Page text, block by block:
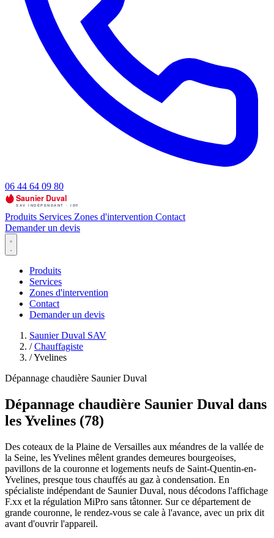
06 44 64 09 80
Produits Services Zones d'intervention Contact
Demander un devis
Produits
Services
Zones d'intervention
Contact
Demander un devis
Saunier Duval SAV
/ Chauffagiste
/Yvelines
Dépannage chaudière Saunier Duval
Dépannage chaudière Saunier Duval dans
les Yvelines (78)
Des coteaux de la Plaine de Versailles aux méandres de la vallée de
la Seine, les Yvelines mêlent grandes demeures bourgeoises,
pavillons de la couronne et logements neufs de Saint-Quentin-en-
Yvelines, presque tous chauffés au gaz à condensation. En
spécialiste indépendant de Saunier Duval, nous décodons l'affichage
F.xx et la régulation MiPro sans tâtonner. Sur ce département de
grande couronne, le rendez-vous se cale à l'avance, avec un prix dit
avant d'ouvrir l'appareil.